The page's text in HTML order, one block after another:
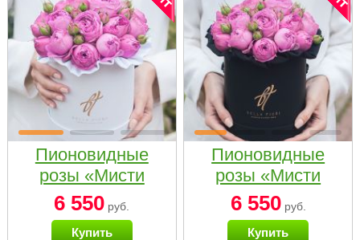
Пионовидные
розы «Мисти
бабблс» в белой
коробке Small
6 550 руб.
Купить
Пионовидные
розы «Мисти
бабблс» в
черной коробке
6 550руб.
Купить